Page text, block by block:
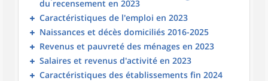
du recensement en 2023
Caractéristiques de l'emploi en 2023
Naissances et décès domiciliés 2016-2025
Revenus et pauvreté des ménages en 2023
Salaires et revenus d'activité en 2023
Caractéristiques des établissements fin 2024